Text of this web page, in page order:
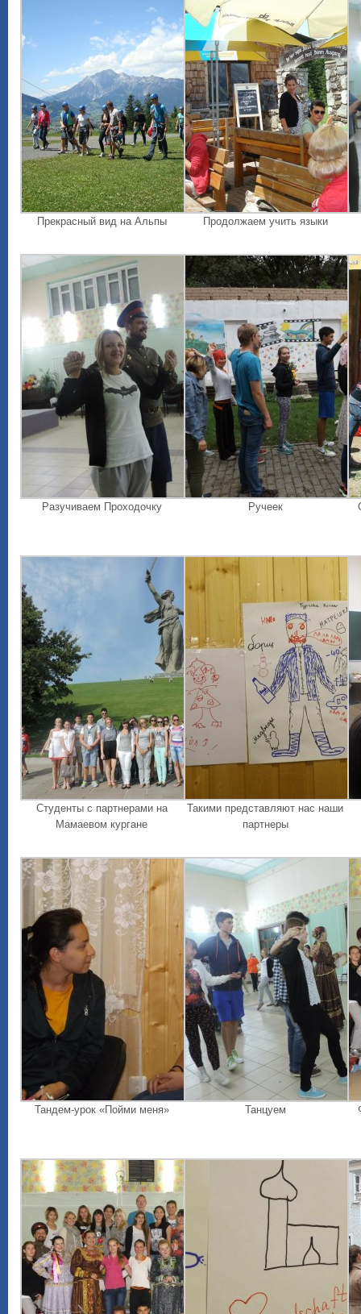
Прекрасный вид на Альпы Продолжаем учить языки
Разучиваем Проходочку Ручеек
Студенты с партнерами на
Мамаевом кургане
Такими представляют нас наши
партнеры
Тандем-урок «Пойми меня» Танцуем